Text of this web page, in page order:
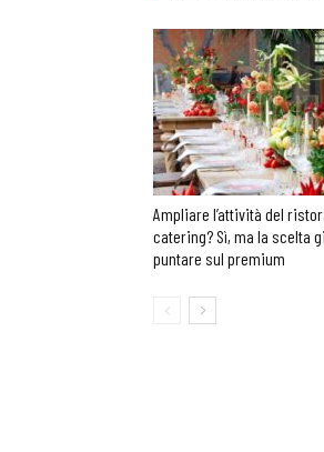
Ampliare l’attività del
catering? Sì, ma la scelta
puntare sul premium